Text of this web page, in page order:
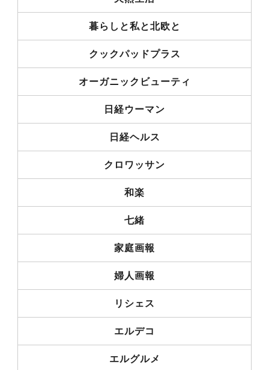
暮らしと私と北欧と
クックパッドプラス
オーガニックビューティ
日経ウーマン
日経ヘルス
クロワッサン
和楽
七緒
家庭画報
婦人画報
リシェス
エルデコ
エルグルメ